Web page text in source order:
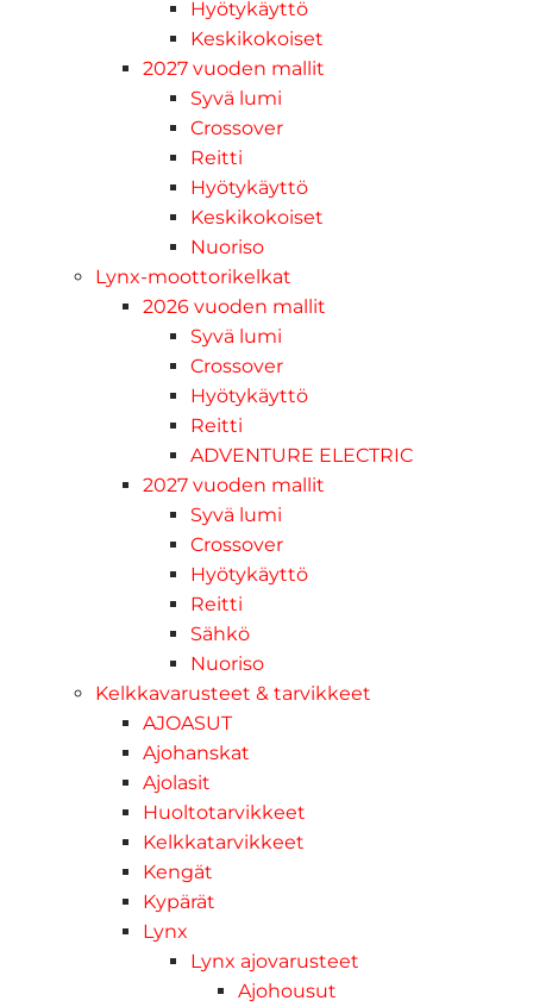
Hyötykäyttö
Keskikokoiset
2027 vuoden mallit
Syvä lumi
Crossover
Reitti
Hyötykäyttö
Keskikokoiset
Nuoriso
Lynx-moottorikelkat
2026 vuoden mallit
Syvä lumi
Crossover
Hyötykäyttö
Reitti
ADVENTURE ELECTRIC
2027 vuoden mallit
Syvä lumi
Crossover
Hyötykäyttö
Reitti
Sähkö
Nuoriso
Kelkkavarusteet & tarvikkeet
AJOASUT
Ajohanskat
Ajolasit
Huoltotarvikkeet
Kelkkatarvikkeet
Kengät
Kypärät
Lynx
Lynx ajovarusteet
Ajohousut